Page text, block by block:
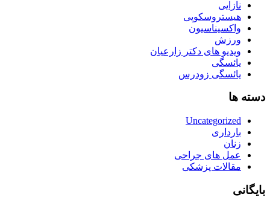
نازایی
هیستروسکوپی
واکسیناسیون
ورزش
ویدیو های دکتر زارعیان
یائسگی
یائسگی زودرس
دسته ها
Uncategorized
بارداری
زنان
عمل های جراحی
مقالات پزشکی
بایگانی